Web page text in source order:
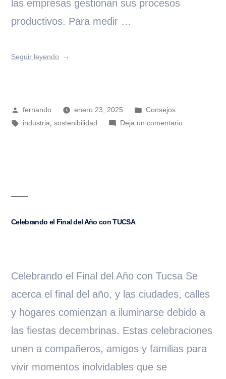
las empresas gestionan sus procesos
productivos. Para medir …
Seguir leyendo
fernando enero 23, 2025
Consejos
industria,sostenibilidad Deja un comentario
Celebrando el Final del Año con TUCSA
Celebrando el Final del Año con Tucsa Se
acerca el final del año, y las ciudades, calles
y hogares comienzan a iluminarse debido a
las fiestas decembrinas. Estas celebraciones
unen a compañeros, amigos y familias para
vivir momentos inolvidables que se